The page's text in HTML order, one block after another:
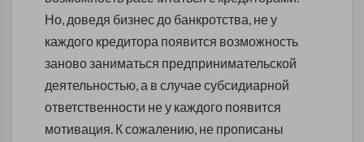
Но, доведя бизнес до банкротства, не у
каждого кредитора появится возможность
заново заниматься предпринимательской
деятельностью, а в случае субсидиарной
ответственности не у каждого появится
мотивация. К сожалению, не прописаны